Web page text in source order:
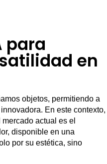
para
en
objetos, permitiendo a
En este contexto,
actual es el
disponible en una
por su estética, sino